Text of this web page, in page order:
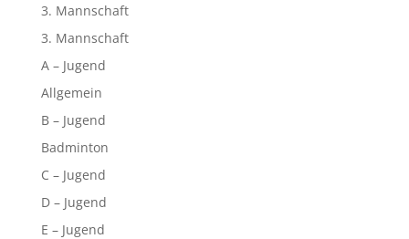
3. Mannschaft
3. Mannschaft
A – Jugend
Allgemein
B – Jugend
Badminton
C – Jugend
D – Jugend
E – Jugend